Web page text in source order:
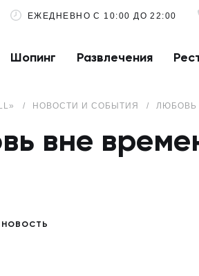
ЕЖЕДНЕВНО С 10:00 ДО 22:00
Шопинг Развлечения
НОВОСТИ И СОБЫТИЯ ЛЮБОВЬ
вне